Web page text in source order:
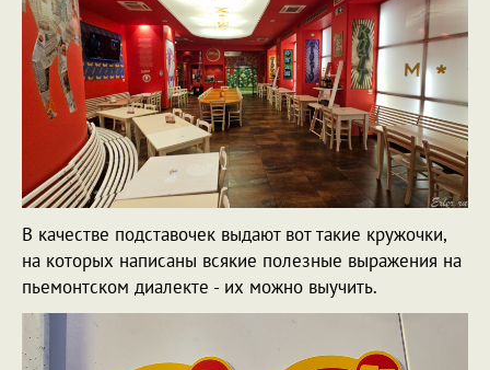
В качестве подставочек выдают вот такие кружочки,
на которых написаны всякие полезные выражения на
пьемонтском диалекте - их можно выучить.